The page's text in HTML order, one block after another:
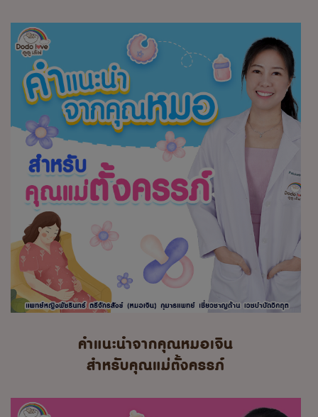
คำแนะนำจากคุณหมอเจิน
สำหรับคุณแม่ตั้งครรภ์